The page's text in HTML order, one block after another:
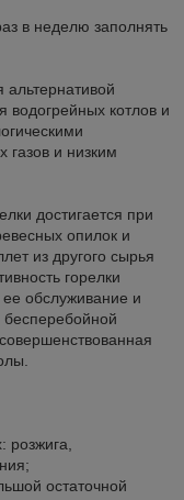
в неделю заполнять
водогрейных котлов и
газов и низким
достигается при
опилок и
из другого сырья
горелки
обслуживание и
бесперебойной
розжига,
остаточной